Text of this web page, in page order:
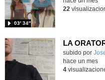
03′ 34″
22
LA
Contenido
subido por
hace un mes
4